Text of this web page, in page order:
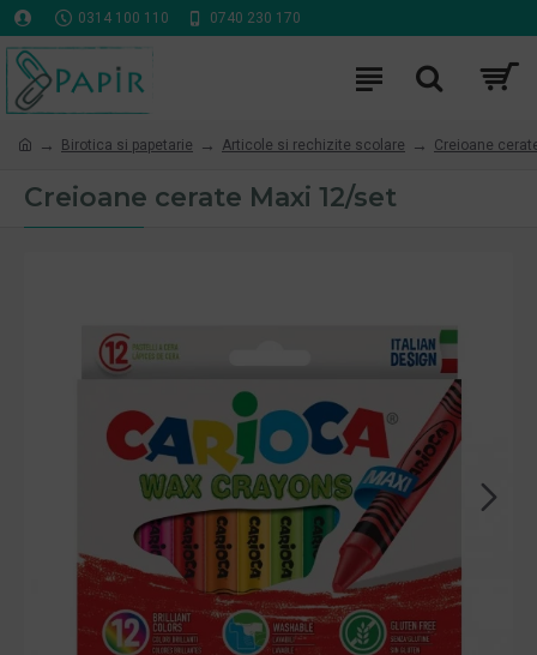
0314 100 110 0740 230 170
Birotica si papetarie Articole si rechizite scolare Creioane
Creioane cerate Maxi 12/set